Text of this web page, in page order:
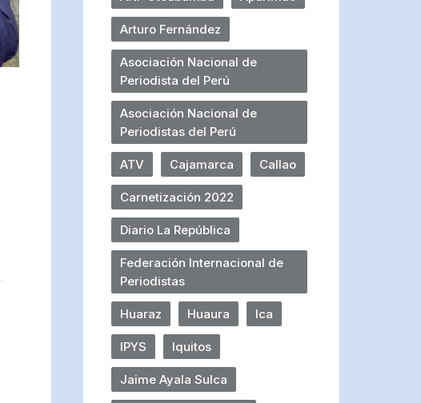
Arturo Fernández
Asociación Nacional de
Periodista del Perú
Asociación Nacional de
Periodistas del Perú
ATV Cajamarca Callao
Carnetización 2022
Diario La República
Federación Internacional de
Periodistas
Huaraz Huaura Ica
IPYS Iquitos
Jaime Ayala Sulca